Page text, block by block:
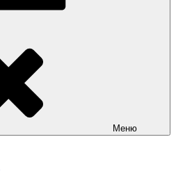
Меню